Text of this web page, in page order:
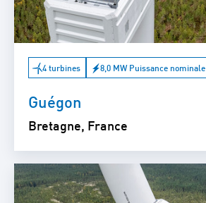
4 turbines 8,0 MW Puissance nominale
Guégon
Bretagne, France